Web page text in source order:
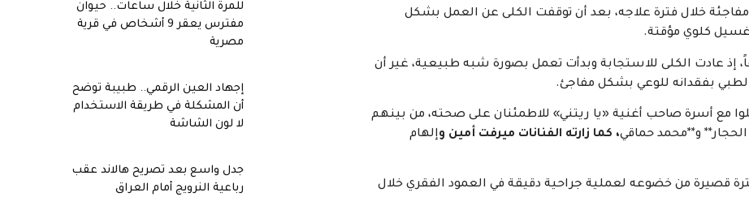
خلال فترة علاجه، بعد أن توقفت الكلى عن العمل بشكل
كلوي مؤقتة.
إذ عادت الكلى للاستجابة وبدأت تعمل بصورة شبه طبيعية، غير أن
بفقدانه للوعي بشكل مفاجئ.
مع أسرة صاحب أغنية «يا ريتني» للاطمئنان على صحته، من بينهم
و**محمد حماقي، كما زارته الفنانات ميرفت أمين وإلهام
قصيرة من خضوعه لعملية جراحية دقيقة في العمود الفقري خلال
للمرة الثانية خلال ساعات.. حيوان
مفترس يعقر 9 أشخاص في قرية
مصرية
إجهاد العين الرقمي.. طبيبة توضح
أن المشكلة في طريقة الاستخدام
لا لون الشاشة
جدل واسع بعد تصريح هالاند عقب
رباعية النرويج أمام العراق